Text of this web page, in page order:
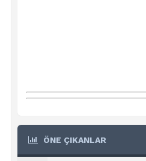
ÖNE ÇIKANLAR